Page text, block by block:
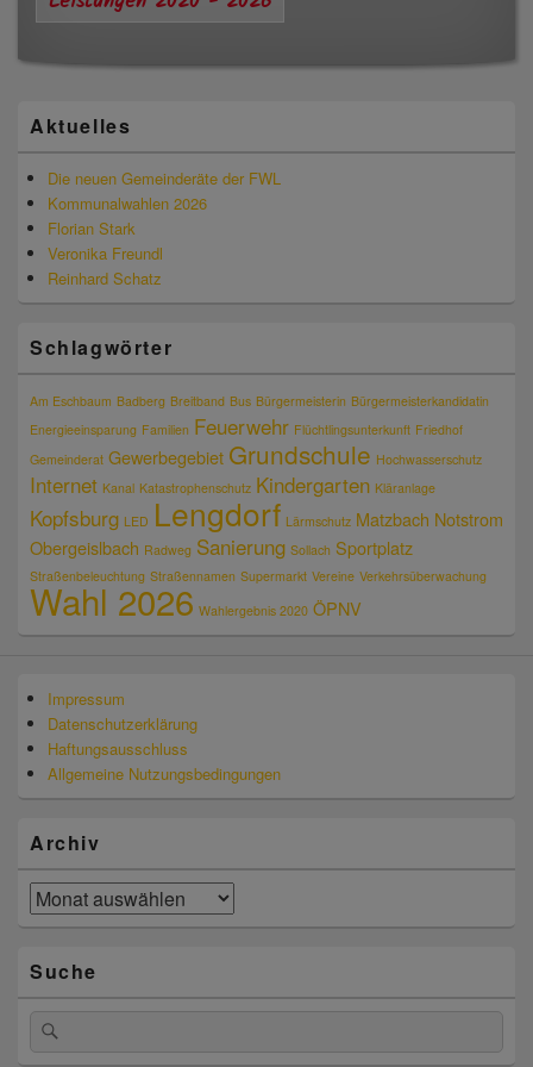
Aktuelles
Die neuen Gemeinderäte der FWL
Kommunalwahlen 2026
Florian Stark
Veronika Freundl
Reinhard Schatz
Schlagwörter
Am Eschbaum Badberg Breitband Bus Bürgermeisterin Bürgermeisterkandidatin
Energieeinsparung Familien Feuerwehr Flüchtlingsunterkunft Friedhof
Gemeinderat Gewerbegebiet Grundschule Hochwasserschutz
Internet Kanal Katastrophenschutz Kindergarten Kläranlage
Kopfsburg LED Lengdorf Lärmschutz Matzbach Notstrom
Obergeislbach Radweg Sanierung Sollach Sportplatz
Straßenbeleuchtung Straßennamen Supermarkt Vereine Verkehrsüberwachung
Wahl 2026 Wahlergebnis 2020 ÖPNV
Impressum
Datenschutzerklärung
Haftungsausschluss
Allgemeine Nutzungsbedingungen
Archiv
Archiv
Suche
Suchen
nach: